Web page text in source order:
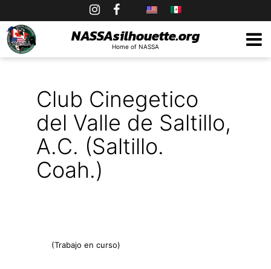
to
content
NASSAsilhouette.org
Home of NASSA
Club Cinegetico
del Valle de Saltillo,
A.C. (Saltillo.
Coah.)
(Trabajo en curso)